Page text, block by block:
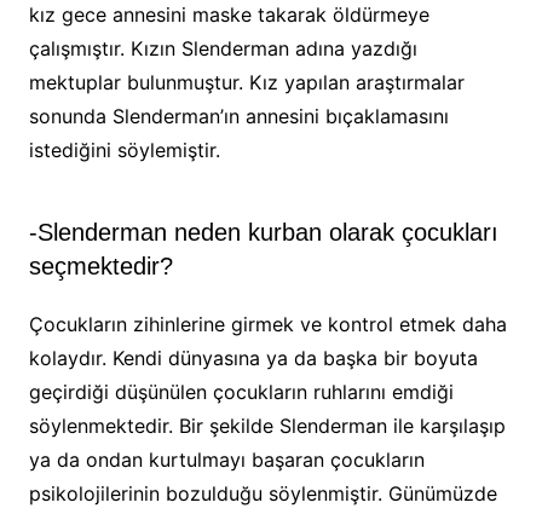
kız gece annesini maske takarak öldürmeye
çalışmıştır. Kızın Slenderman adına yazdığı
mektuplar bulunmuştur. Kız yapılan araştırmalar
sonunda Slenderman’ın annesini bıçaklamasını
istediğini söylemiştir.
-Slenderman neden kurban olarak çocukları
seçmektedir?
Çocukların zihinlerine girmek ve kontrol etmek daha
kolaydır. Kendi dünyasına ya da başka bir boyuta
geçirdiği düşünülen çocukların ruhlarını emdiği
söylenmektedir. Bir şekilde Slenderman ile karşılaşıp
ya da ondan kurtulmayı başaran çocukların
psikolojilerinin bozulduğu söylenmiştir. Günümüzde